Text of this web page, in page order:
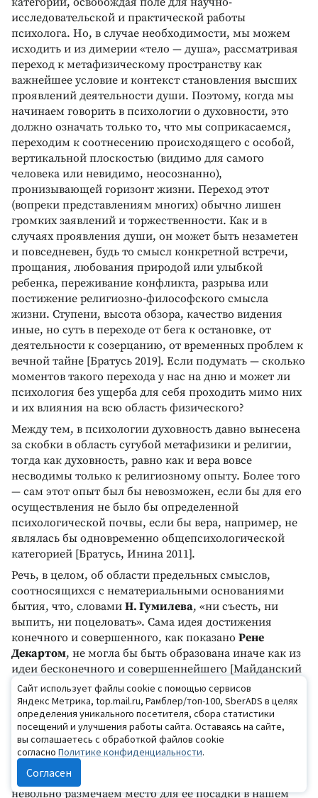
исследовательской и практической работы
психолога. Но, в случае необходимости, мы можем
исходить и из димерии «тело — душа», рассматривая
переход к метафизическому пространству как
важнейшее условие и контекст становления высших
проявлений деятельности души. Поэтому, когда мы
начинаем говорить в психологии о духовности, это
должно означать только то, что мы соприкасаемся,
переходим к соотнесению происходящего с особой,
вертикальной плоскостью (видимо для самого
человека или невидимо, неосознанно),
пронизывающей горизонт жизни. Переход этот
(вопреки представлениям многих) обычно лишен
громких заявлений и торжественности. Как и в
случаях проявления души, он может быть незаметен
и повседневен, будь то смысл конкретной встречи,
прощания, любования природой или улыбкой
ребенка, переживание конфликта, разрыва или
постижение религиозно-философского смысла
жизни. Ступени, высота обзора, качество видения
иные, но суть в переходе от бега к остановке, от
деятельности к созерцанию, от временных проблем к
вечной тайне [Братусь 2019]. Если подумать — сколько
моментов такого перехода у нас на дню и может ли
психология без ущерба для себя проходить мимо них
и их влияния на всю область физического?
Между тем, в психологии духовность давно вынесена
за скобки в область сугубой метафизики и религии,
тогда как духовность, равно как и вера вовсе
несводимы только к религиозному опыту. Более того
— сам этот опыт был бы невозможен, если бы для его
осуществления не было бы определенной
психологической почвы, если бы вера, например, не
являлась бы одновременно общепсихологической
категорией [Братусь, Инина 2011].
Речь, в целом, об области предельных смыслов,
соотносящихся с нематериальными основаниями
бытия, что, словами Н. Гумилева, «ни съесть, ни
выпить, ни поцеловать». Сама идея достижения
конечного и совершенного, как показано Рене
Декартом, не могла бы быть образована иначе как из
идеи бесконечного и совершеннейшего [Майданский
2003]. Вертикаль в этом плане — не только вектор
личных усилий подъема, но и канал десантирования,
перевода вечного во вре́менное. ВспомнимБориса
Пастернака : «Ты вечности заложник у времени в
плену» (это он о поэте, но — шире — о каждом из нас).
Поэтому, обращая глаза вверх, о «сердце горе́» мы
изнутри ищем вечности, предуготованной нам и
невольно размечаем место для ее посадки в нашем
Сайт использует файлы cookie с помощью сервисов
Яндекс Метрика, top.mail.ru, Рамблер/топ-100, SberADS в целях
определения уникального посетителя, сбора статистики
посещений и улучшения работы сайта. Оставаясь на сайте,
вы соглашаетесь с обработкой файлов cookie
согласно Политике конфиденциальности.
Согласен